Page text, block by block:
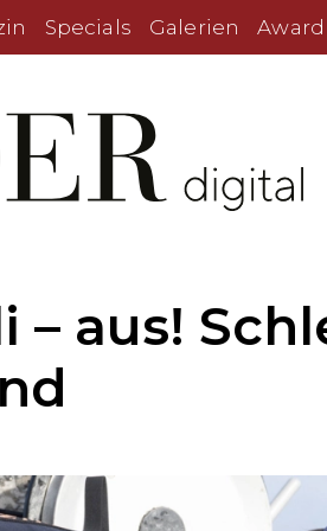
Specials Galerien Award
– aus!